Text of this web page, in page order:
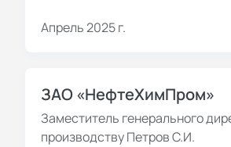
Апрель 2025 г.
ЗАО «НефтеХимПром»
Заместитель генерального
производству Петров С.И.